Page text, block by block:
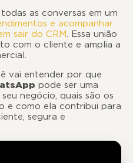
as conversas em um
e acompanhar
sair do CRM. Essa união
com o cliente e amplia a
vai entender por que
pode ser uma
negócio, quais são os
e como ela contribui para
segura e